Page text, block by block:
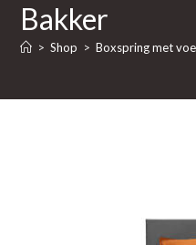
Bakker
> Shop > Boxspring met